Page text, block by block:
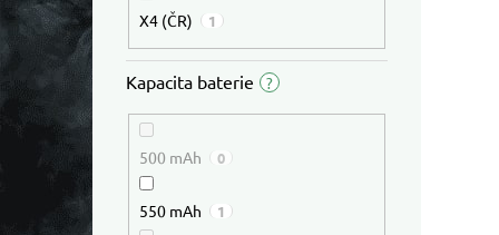
Kapacita baterie ?
500 mAh 0
550 mAh 1
X4 (ČR) 1